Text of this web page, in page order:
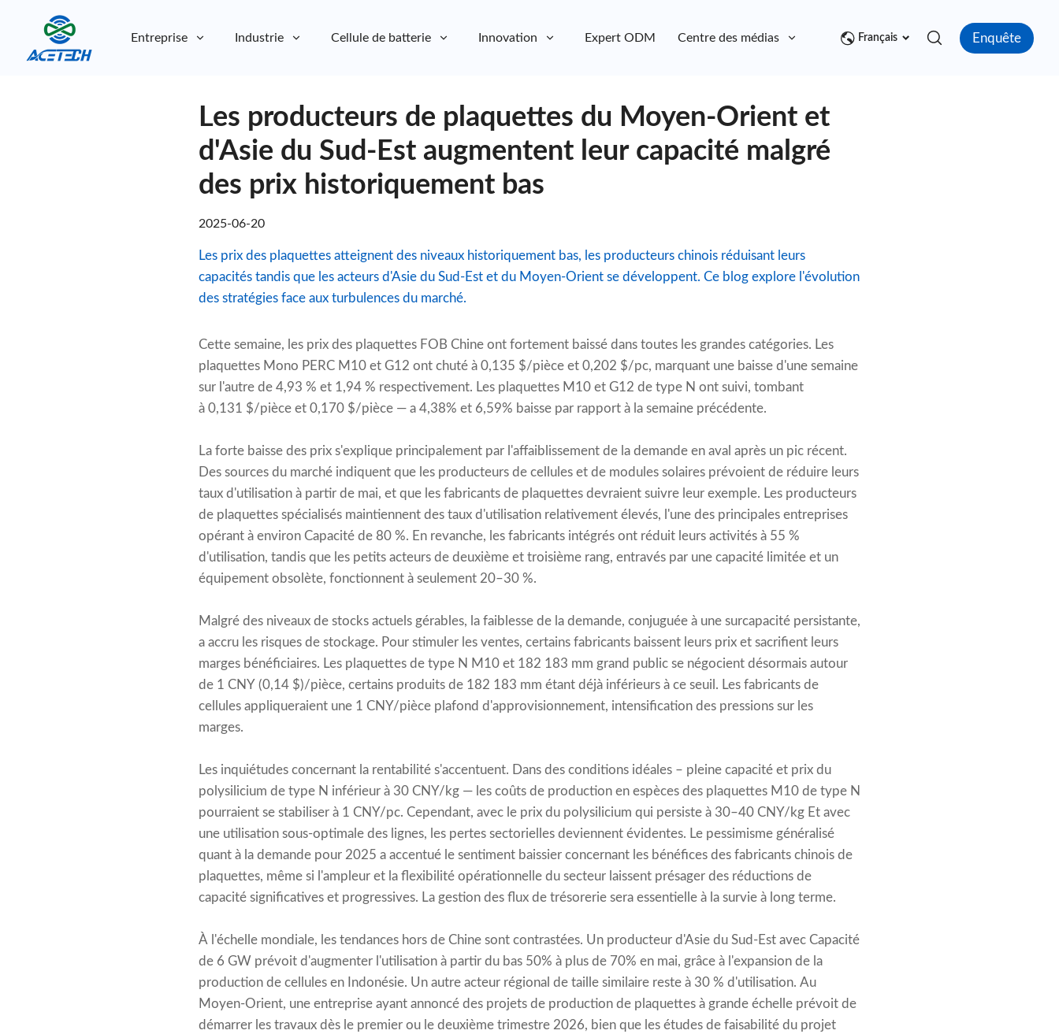
Entreprise Industrie Cellule de batterie Innovation Expert ODM Centre des médias ContactFrançais Enquête
Les producteurs de plaquettes du Moyen-Orient et
d'Asie du Sud-Est augmentent leur capacité malgré
des prix historiquement bas
2025-06-20
Les prix des plaquettes atteignent des niveaux historiquement bas, les producteurs chinois réduisant leurs
capacités tandis que les acteurs d'Asie du Sud-Est et du Moyen-Orient se développent. Ce blog explore l'évolution
des stratégies face aux turbulences du marché.
Cette semaine, les prix des plaquettes FOB Chine ont fortement baissé dans toutes les grandes catégories. Les
plaquettes Mono PERC M10 et G12 ont chuté à 0,135 $/pièce et 0,202 $/pc, marquant une baisse d'une semaine
sur l'autre de 4,93 % et 1,94 % respectivement. Les plaquettes M10 et G12 de type N ont suivi, tombant
à 0,131 $/pièce et 0,170 $/pièce — a 4,38% et 6,59% baisse par rapport à la semaine précédente.
La forte baisse des prix s'explique principalement par l'affaiblissement de la demande en aval après un pic récent.
Des sources du marché indiquent que les producteurs de cellules et de modules solaires prévoient de réduire leurs
taux d'utilisation à partir de mai, et que les fabricants de plaquettes devraient suivre leur exemple. Les producteurs
de plaquettes spécialisés maintiennent des taux d'utilisation relativement élevés, l'une des principales entreprises
opérant à environ Capacité de 80 %. En revanche, les fabricants intégrés ont réduit leurs activités à 55 %
d'utilisation, tandis que les petits acteurs de deuxième et troisième rang, entravés par une capacité limitée et un
équipement obsolète, fonctionnent à seulement 20–30 %.
Malgré des niveaux de stocks actuels gérables, la faiblesse de la demande, conjuguée à une surcapacité persistante,
a accru les risques de stockage. Pour stimuler les ventes, certains fabricants baissent leurs prix et sacrifient leurs
marges bénéficiaires. Les plaquettes de type N M10 et 182 183 mm grand public se négocient désormais autour
de 1 CNY (0,14 $)/pièce, certains produits de 182 183 mm étant déjà inférieurs à ce seuil. Les fabricants de
cellules appliqueraient une 1 CNY/pièce plafond d'approvisionnement, intensification des pressions sur les
marges.
Les inquiétudes concernant la rentabilité s'accentuent. Dans des conditions idéales – pleine capacité et prix du
polysilicium de type N inférieur à 30 CNY/kg — les coûts de production en espèces des plaquettes M10 de type N
pourraient se stabiliser à 1 CNY/pc. Cependant, avec le prix du polysilicium qui persiste à 30–40 CNY/kg Et avec
une utilisation sous-optimale des lignes, les pertes sectorielles deviennent évidentes. Le pessimisme généralisé
quant à la demande pour 2025 a accentué le sentiment baissier concernant les bénéfices des fabricants chinois de
plaquettes, même si l'ampleur et la flexibilité opérationnelle du secteur laissent présager des réductions de
capacité significatives et progressives. La gestion des flux de trésorerie sera essentielle à la survie à long terme.
À l'échelle mondiale, les tendances hors de Chine sont contrastées. Un producteur d'Asie du Sud-Est avec Capacité
de 6 GW prévoit d'augmenter l'utilisation à partir du bas 50% à plus de 70% en mai, grâce à l'expansion de la
production de cellules en Indonésie. Un autre acteur régional de taille similaire reste à 30 % d'utilisation. Au
Moyen-Orient, une entreprise ayant annoncé des projets de production de plaquettes à grande échelle prévoit de
démarrer les travaux dès le premier ou le deuxième trimestre 2026, bien que les études de faisabilité du projet